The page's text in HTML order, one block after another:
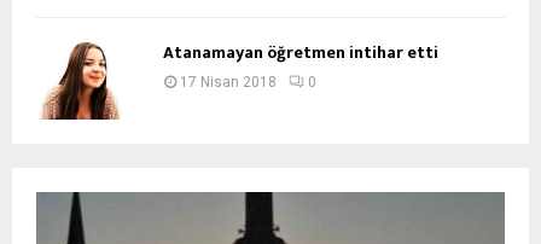
Atanamayan öğretmen intihar etti
17 Nisan 2018 0